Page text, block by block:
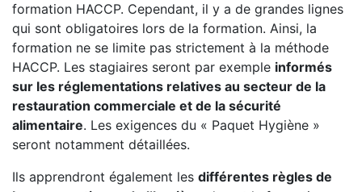
formation HACCP. Cependant, il y a de grandes lignes
qui sont obligatoires lors de la formation. Ainsi, la
formation ne se limite pas strictement à la méthode
HACCP. Les stagiaires seront par exemple informés
sur les réglementations relatives au secteur de la
restauration commerciale et de la sécurité
alimentaire. Les exigences du « Paquet Hygiène »
seront notamment détaillées.
Ils apprendront également les différentes règles de